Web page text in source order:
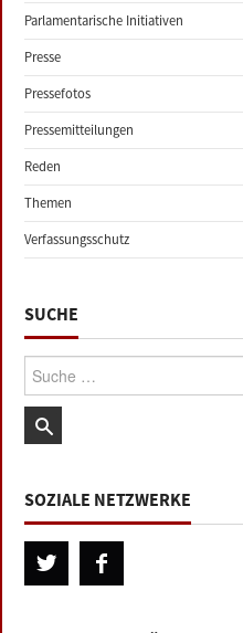
Parlamentarische Initiativen
Presse
Pressefotos
Pressemitteilungen
Reden
Themen
Verfassungsschutz
SUCHE
Suche:
SOZIALE NETZWERKE